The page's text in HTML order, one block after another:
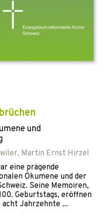
und
, Martin Ernst Hirzel
eine prägende
Ökumene und der
Seine Memoiren,
Geburtstags, eröffnen
Jahrzehnte ...